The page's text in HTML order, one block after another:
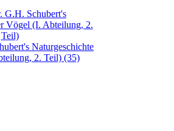
Naturgeschichte
2. Teil) (35)